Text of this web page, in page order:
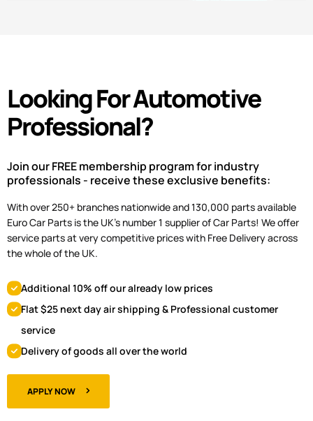
Looking For Automotive
Professional?
Join our FREE membership program for industry
professionals - receive these exclusive benefits:
With over 250+ branches nationwide and 130,000 parts available
Euro Car Parts is the UK's number 1 supplier of Car Parts! We offer
service parts at very competitive prices with Free Delivery across
the whole of the UK.
Additional 10% off our already low prices
Flat $25 next day air shipping & Professional customer
service
Delivery of goods all over the world
APPLY NOW